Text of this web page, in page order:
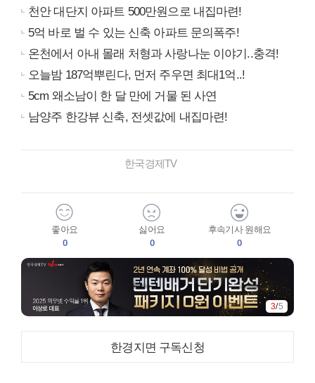
천안 대단지 아파트 500만원으로 내집마련!
5억 바로 벌 수 있는 신축 아파트 문의폭주!
온천에서 아내 몰래 처형과 사랑나눈 이야기..충격!
오늘밤 187억뿌린다, 먼저 주우면 최대1억..!
5cm 왜소남이 한 달 만에 거물 된 사연
남양주 한강뷰 신축, 전셋값에 내집마련!
한국경제TV
좋아요
0
싫어요
0
후속기사 원해요
0
4/5
한경지면 구독신청